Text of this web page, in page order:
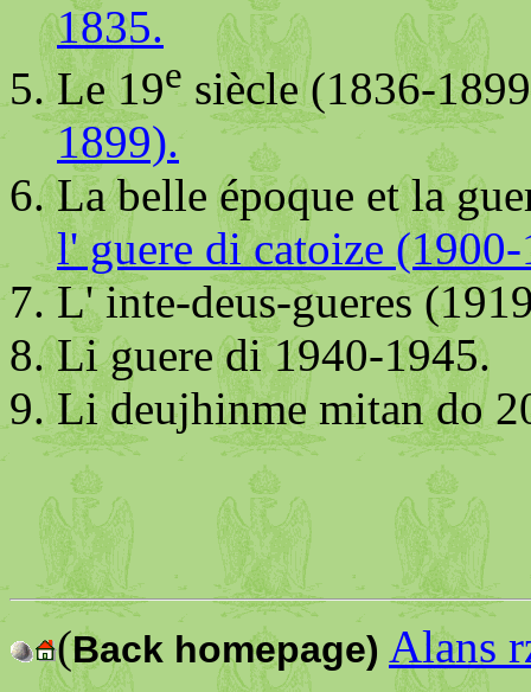
1835.
Le 19e siècle (1836-
1899).
La belle époque et la
l' guere di catoize
L' inte-deus-gueres
Li guere di 1940-1945.
Li deujhinme mitan do
(Back homepage) Alans